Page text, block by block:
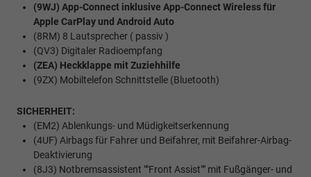
(9WJ) App-Connect inklusive App-Connect Wireless für
Apple CarPlay und Android Auto
(8RM) 8 Lautsprecher ( passiv )
(QV3) Digitaler Radioempfang
(ZEA) Heckklappe mit Zuziehhilfe
(9ZX) Mobiltelefon Schnittstelle (Bluetooth)
SICHERHEIT:
(EM2) Ablenkungs- und Müdigkeitserkennung
(4UF) Airbags für Fahrer und Beifahrer, mit Beifahrer-Airbag-
Deaktivierung
(8J3) Notbremsassistent ""Front Assist"" mit Fußgänger- und